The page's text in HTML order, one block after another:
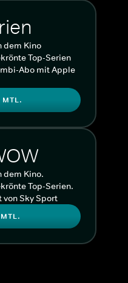
dem Kino
Top-Serien
Abo mit Apple
dem Kino.
Top-Serien.
Sky Sport